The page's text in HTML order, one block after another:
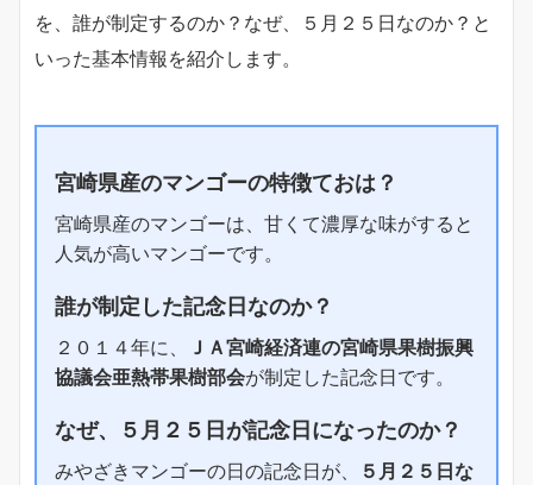
を、誰が制定するのか？なぜ、５月２５日なのか？と
いった基本情報を紹介します。
宮崎県産のマンゴーの特徴ておは？
宮崎県産のマンゴーは、甘くて濃厚な味がすると
人気が高いマンゴーです。
誰が制定した記念日なのか？
２０１４年に、
ＪＡ宮崎経済連の宮崎県果樹振興
協議会亜熱帯果樹部会が制定した記念日です。
なぜ、５月２５日が記念日になったのか？
みやざきマンゴーの日の記念日が、
５月２５日な